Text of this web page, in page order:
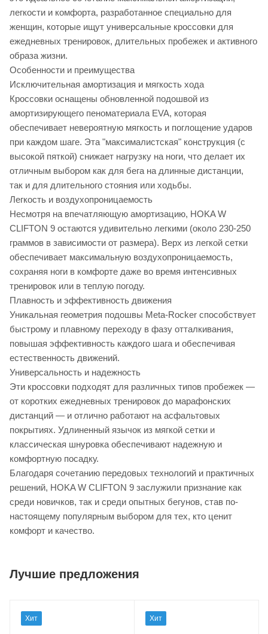
легкости и комфорта, разработанное специально для
женщин, которые ищут универсальные кроссовки для
ежедневных тренировок, длительных пробежек и активного
образа жизни.
Особенности и преимущества
Исключительная амортизация и мягкость хода
Кроссовки оснащены обновленной подошвой из
амортизирующего пеноматериала EVA, которая
обеспечивает невероятную мягкость и поглощение ударов
при каждом шаге. Эта "максималистская" конструкция (с
высокой пяткой) снижает нагрузку на ноги, что делает их
отличным выбором как для бега на длинные дистанции,
так и для длительного стояния или ходьбы.
Легкость и воздухопроницаемость
Несмотря на впечатляющую амортизацию, HOKA W
CLIFTON 9 остаются удивительно легкими (около 230-250
граммов в зависимости от размера). Верх из легкой сетки
обеспечивает максимальную воздухопроницаемость,
сохраняя ноги в комфорте даже во время интенсивных
тренировок или в теплую погоду.
Плавность и эффективность движения
Уникальная геометрия подошвы Meta-Rocker способствует
быстрому и плавному переходу в фазу отталкивания,
повышая эффективность каждого шага и обеспечивая
естественность движений.
Универсальность и надежность
Эти кроссовки подходят для различных типов пробежек —
от коротких ежедневных тренировок до марафонских
дистанций — и отлично работают на асфальтовых
покрытиях. Удлиненный язычок из мягкой сетки и
классическая шнуровка обеспечивают надежную и
комфортную посадку.
Благодаря сочетанию передовых технологий и практичных
решений, HOKA W CLIFTON 9 заслужили признание как
среди новичков, так и среди опытных бегунов, став по-
настоящему популярным выбором для тех, кто ценит
комфорт и качество.
Лучшие предложения
Хит Хит